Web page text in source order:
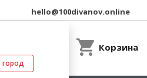
hello@100divanov.online
Корзина